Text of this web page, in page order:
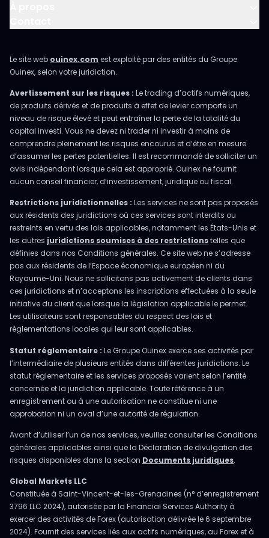
Le site web ouinex.com est exploité par des entités du Groupe
Ouinex, selon votre juridiction.
Avertissement sur les risques : Le trading d’actifs numériques,
de produits dérivés et de produits à effet de levier comporte un
niveau de risque élevé et peut entraîner la perte de la totalité du
capital investi. Vous ne devez ni trader ni investir à moins de
comprendre pleinement les risques encourus et d’être en mesure
d’assumer les pertes potentielles. Il est recommandé de solliciter un
avis indépendant lorsque cela est approprié. Ouinex ne fournit
aucun conseil financier, d’investissement, juridique ou fiscal.
Restrictions juridictionnelles : Les services ne sont pas proposés
aux résidents des juridictions où ces services sont interdits ou
restreints en vertu des lois applicables, notamment les États-Unis et
les autres juridictions soumises à des restrictionstelles que
définies dans nos Conditions générales. Ce site web ne s’adresse
pas aux résidents de l’Espace économique européen ni du
Royaume-Uni. Nous ne sollicitons pas activement de clients dans
ces juridictions et n’acceptons les inscriptions effectuées à la seule
initiative du client que lorsque la législation applicable le permet.
Les utilisateurs sont responsables du respect des lois et
réglementations locales qui leur sont applicables.
Statut réglementaire : Le Groupe Ouinex exerce ses activités par
l’intermédiaire de plusieurs entités dans différentes juridictions. Le
statut réglementaire et les services proposés varient selon l’entité
concernée et la juridiction applicable. Toute référence à un
enregistrement ou à une autorisation ne constitue ni une
approbation ni un aval d’une autorité de régulation.
Avant d’utiliser l’un de nos services, veuillez consulter les Conditions
générales applicables ainsi que la Déclaration de divulgation des
risques disponibles dans la section Documents juridiques.
Global Markets LLC
Constituée à Saint-Vincent-et-les-Grenadines (n° d’enregistrement
3796 LLC 2024), autorisée par la Financial Services Authority à
exercer des activités de Forex (autorisation délivrée le 6 septembre
2024). Fournit des services liés aux actifs numériques, au Forex et à